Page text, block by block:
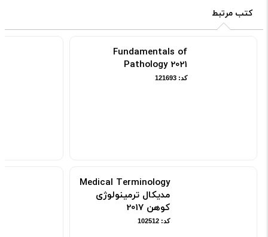
کتب مرتبط
Fundamentals of
Pathology 2021
کد: 121693
Medical Terminology
مدیکال ترمینولوژی
کوهن 2017
کد: 102512